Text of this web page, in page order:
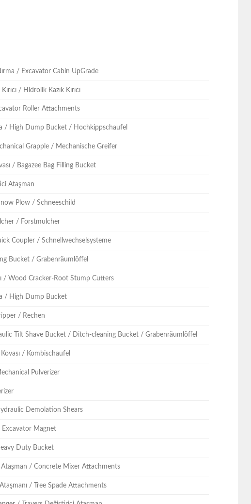
/ Excavator Cabin UpGrade
/ Hidrolik Kazık Kırıcı
Roller Attachments
/ High Dump Bucket / Hochkippschaufel
Grapple / Mechanische Greifer
/ Bagazee Bag Filling Bucket
Ataşman
Plow / Schneeschild
/ Forstmulcher
Coupler / Schnellwechselsysteme
Bucket / Grabenräumlöffel
/ Wood Cracker-Root Stump Cutters
/ High Dump Bucket
/ Rechen
Tilt Shave Bucket / Ditch-cleaning Bucket / Grabenräumlöffel
Kovası / Kombischaufel
Pulverizer
Demolation Shears
Excavator Magnet
Duty Bucket
Ataşman / Concrete Mixer Attachments
/ Tree Spade Attachments